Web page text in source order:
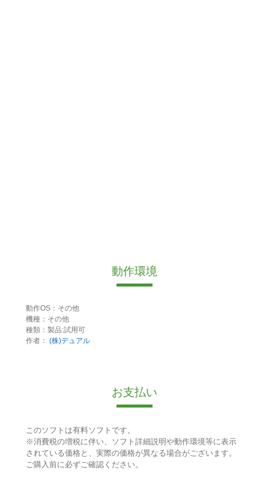
動作環境
動作OS：その他
機種：その他
種類：製品:試用可
作者： (株)デュアル
お支払い
このソフトは有料ソフトです。
※消費税の増税に伴い、ソフト詳細説明や動作環境等に表示
されている価格と、実際の価格が異なる場合がございます。
ご購入前に必ずご確認ください。